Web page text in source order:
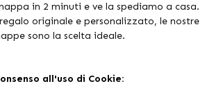
in 2 minuti e ve la spediamo a casa.
originale e personalizzato, le nostre
sono la scelta ideale.
Mapbox .
all'uso di Cookie: